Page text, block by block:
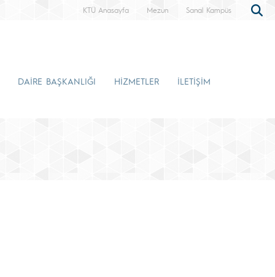
KTÜ Anasayfa Mezun Sanal Kampüs
DAİRE BAŞKANLIĞI HİZMETLER İLETİŞİM